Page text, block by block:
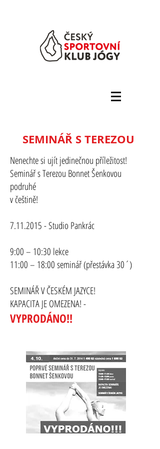
SEMINÁŘ S TEREZOU
Nenechte si ujít jedinečnou příležitost!
Seminář s Terezou Bonnet Šenkovou
podruhé
v češtině!
7.11.2015- Studio Pankrác
9:00 – 10:30 lekce
11:00 – 18:00 seminář (přestávka 30´)
SEMINÁŘ V ČESKÉM JAZYCE!
KAPACITA JE OMEZENA! -
VYPRODÁNO!!